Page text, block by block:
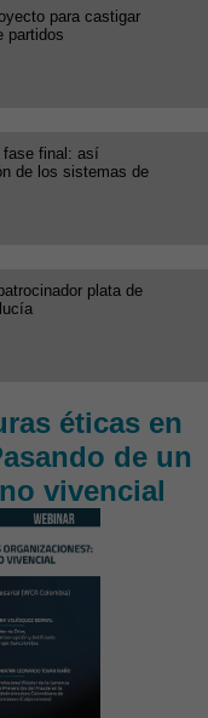
para castigar
partidos
fase final: así
de los sistemas de
plata de
éticas en
de un
vivencial